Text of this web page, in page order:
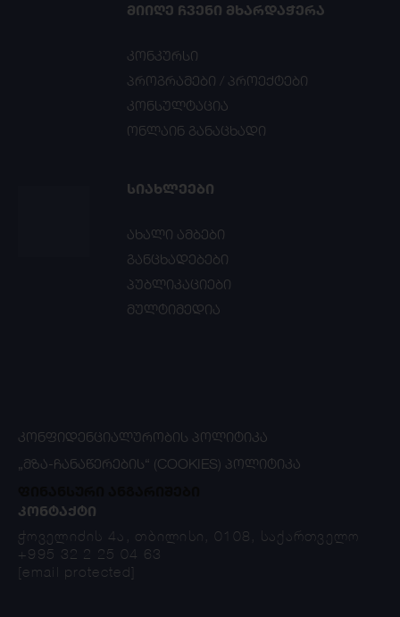
ᲛᲘᲘᲦᲔ ᲩᲕᲔᲜᲘ ᲛᲮᲐᲠᲓᲐᲭᲔᲠᲐ
კონკურსი
პროგრამები / პროექტები
კონსულტაცია
ონლაინ განაცხადი
ᲡᲘᲐᲮᲚᲔᲔᲑᲘ
ახალი ამბები
განცხადებები
პუბლიკაციები
მულტიმედია
ᲙᲝᲜᲤᲘᲓᲔᲜᲪᲘᲐᲚᲣᲠᲝᲑᲘᲡ ᲞᲝᲚᲘᲢᲘᲙᲐ
„ᲛᲖᲐ-ᲩᲐᲜᲐᲬᲔᲠᲔᲑᲘᲡ“ (COOKIES) ᲞᲝᲚᲘᲢᲘᲙᲐ
ᲙᲝᲜᲢᲐᲥᲢᲘ
ჭოველიძის 4ა, თბილისი, 0108, საქართველო
+995 32 2 25 04 63
[email protected]